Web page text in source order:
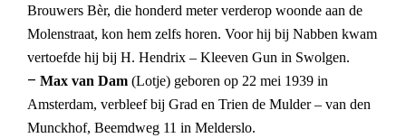
Brouwers Bèr, die honderd meter verderop woonde aan de
Molenstraat, kon hem zelfs horen. Voor hij bij Nabben kwam
vertoefde hij bij H. Hendrix – Kleeven Gun in Swolgen.
– Max van Dam (Lotje) geboren op 22 mei 1939 in
Amsterdam, verbleef bij Grad en Trien de Mulder – van den
Munckhof, Beemdweg 11 in Melderslo.